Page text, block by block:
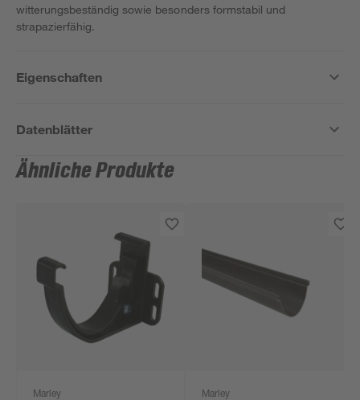
witterungsbeständig sowie besonders formstabil und
strapazierfähig.
Eigenschaften
Datenblätter
Ähnliche Produkte
Marley Marley